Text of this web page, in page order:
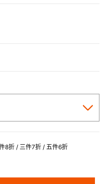
8折 / 三件7折 / 五件6折